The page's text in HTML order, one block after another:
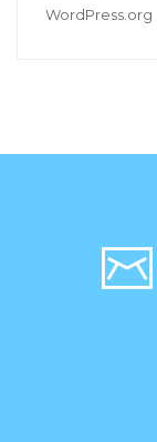
WordPress.org